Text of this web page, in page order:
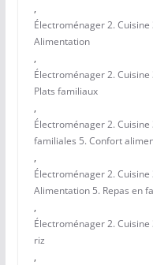
,
Électroménager 2.
Alimentation
,
Électroménager 2.
Plats familiaux
,
Électroménager 2.
familiales 5. Confort
,
Électroménager 2.
Alimentation 5. Repas en
,
Électroménager 2. Cuisine
riz
,